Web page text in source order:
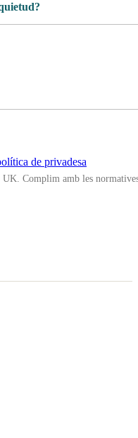
de privadesa
UK. Complim amb les